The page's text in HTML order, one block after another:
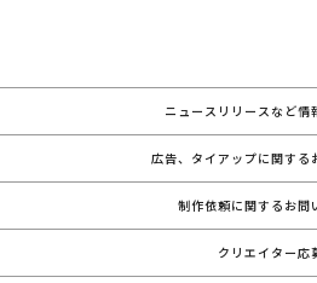
ニュースリリースなど情
広告、タイアップに関する
制作依頼に関するお問
クリエイター応